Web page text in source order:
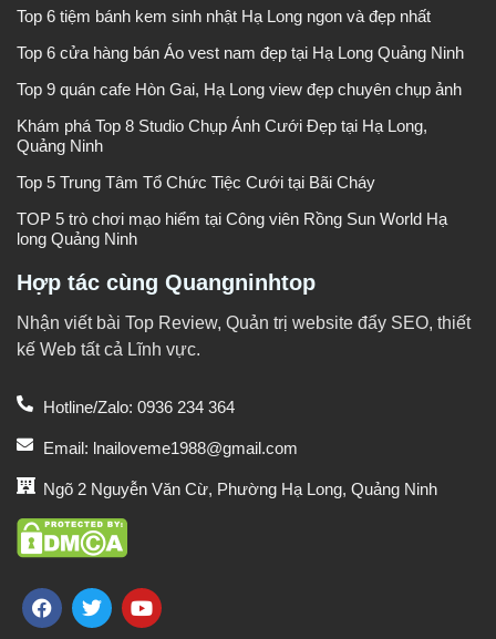
Top 6 tiệm bánh kem sinh nhật Hạ Long ngon và đẹp nhất
Top 6 cửa hàng bán Áo vest nam đẹp tại Hạ Long Quảng Ninh
Top 9 quán cafe Hòn Gai, Hạ Long view đẹp chuyên chụp ảnh
Khám phá Top 8 Studio Chụp Ảnh Cưới Đẹp tại Hạ Long,
Quảng Ninh
Top 5 Trung Tâm Tổ Chức Tiệc Cưới tại Bãi Cháy
TOP 5 trò chơi mạo hiểm tại Công viên Rồng Sun World Hạ
long Quảng Ninh
Hợp tác cùng Quangninhtop
Nhận viết bài Top Review, Quản trị website đẩy SEO, thiết
kế Web tất cả Lĩnh vực.
Hotline/Zalo: 0936 234 364
Email: lnailoveme1988@gmail.com
Ngõ 2 Nguyễn Văn Cừ, Phường Hạ Long, Quảng Ninh